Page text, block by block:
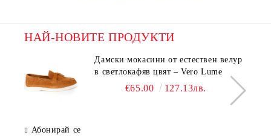
НАЙ-НОВИТЕ ПРОДУКТИ
Дамски мокасини от естествен велур
в светлокафяв цвят – Vero Lume
€65.00 127.13лв.
Абонирай се